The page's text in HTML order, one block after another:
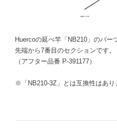
Huercoの延べ竿「NB210」のパー
先端から7番目のセクションです。
（アフター品番 P-391177）
※「NB210-3Z」とは互換性はあり